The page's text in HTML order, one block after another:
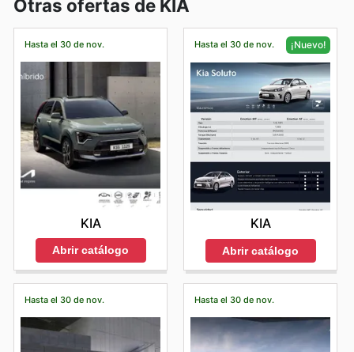
Otras ofertas de KIA
Hasta el 30 de nov.
KIA
Abrir catálogo
Hasta el 30 de nov. ¡Nuevo!
KIA
Abrir catálogo
Hasta el 30 de nov. Hasta el 30 de nov.